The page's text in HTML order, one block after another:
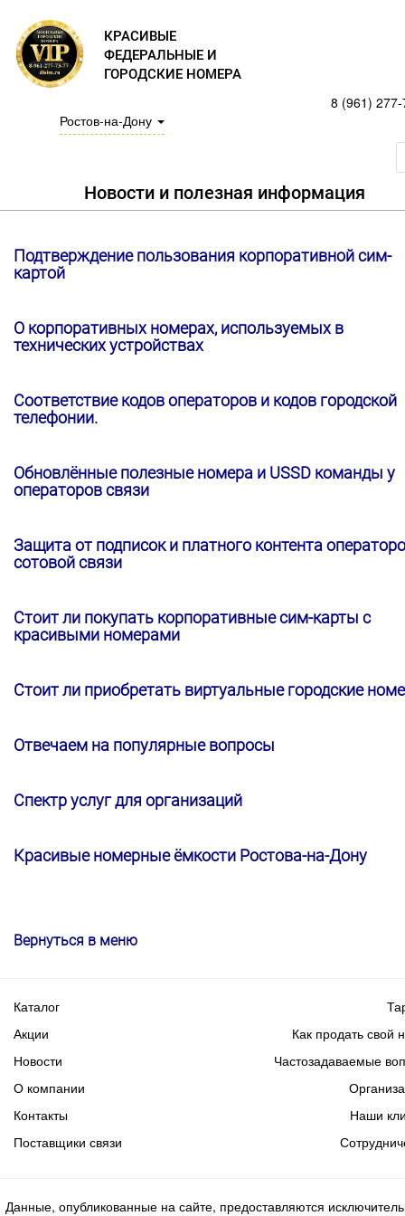
КРАСИВЫЕ
ФЕДЕРАЛЬНЫЕ И
ГОРОДСКИЕ НОМЕРА
Ростов-на-Дону
8 (961)
Новости и полезная информация
Подтверждение пользования корпоративной сим-
картой
О корпоративных номерах, используемых в
технических устройствах
Соответствие кодов операторов и кодов городской
телефонии.
Обновлённые полезные номера и USSD команды у
операторов связи
Защита от подписок и платного контента
сотовой связи
Стоит ли покупать корпоративные сим-карты с
красивыми номерами
Стоит ли приобретать виртуальные городские
Отвечаем на популярные вопросы
Спектр услуг для организаций
Красивые номерные ёмкости Ростова-на-Дону
Вернуться в меню
Каталог
Акции
Новости
Как продать свой
Частозадаваемые
О компании
Контакты
Поставщики связи
Наши
Данные, опубликованные на сайте, предоставляются